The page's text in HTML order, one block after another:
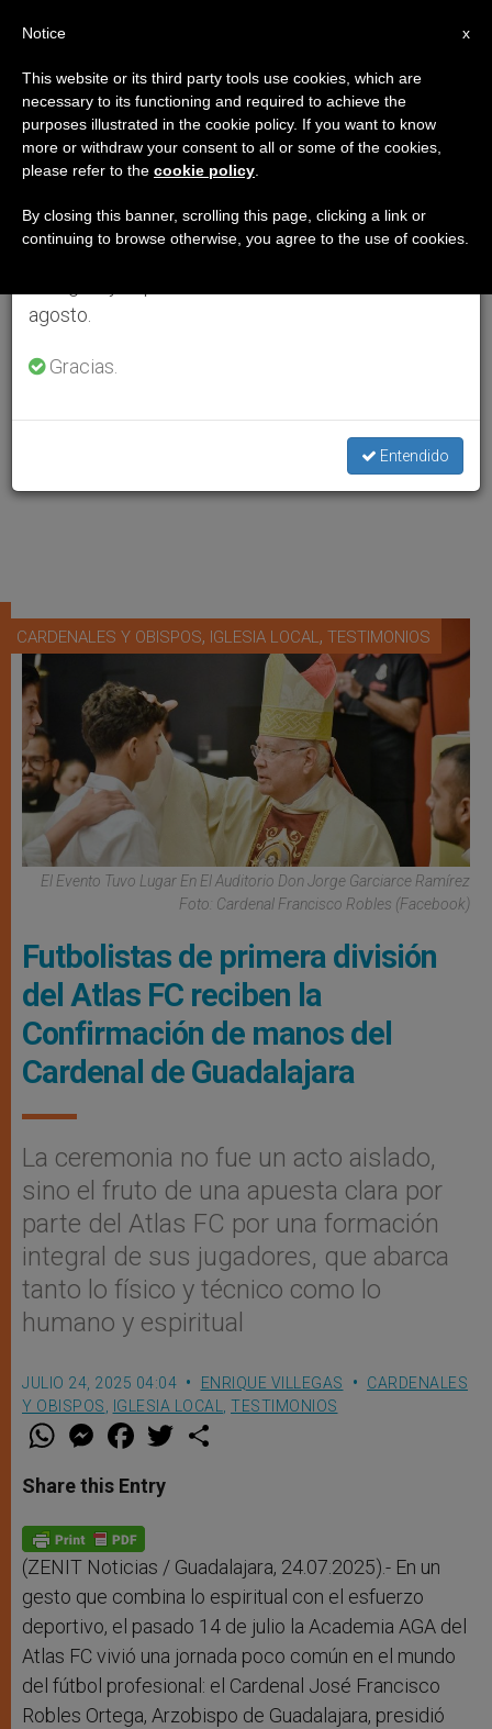
CARDENALES Y OBISPOS, IGLESIA LOCAL, TESTIMONIOS
El Evento Tuvo Lugar En El Auditorio Don Jorge Garciarce Ramírez
Foto: Cardenal Francisco Robles (Facebook)
Futbolistas de primera división
del Atlas FC reciben la
Confirmación de manos del
Cardenal de Guadalajara
La ceremonia no fue un acto aislado,
sino el fruto de una apuesta clara por
parte del Atlas FC por una formación
integral de sus jugadores, que abarca
tanto lo físico y técnico como lo
humano y espiritual
JULIO 24, 2025 04:04 ENRIQUE VILLEGAS
CARDENALES
Y OBISPOS
IGLESIA LOCAL TESTIMONIOS
W
t
s
p
p
M
e
s
e
g
e
r
F
a
e
b
o
k
w
Share this Entry
(ZENIT Noticias / Guadalajara, 24.07.2025).- En un
gesto que combina lo espiritual con el esfuerzo
deportivo, el pasado 14 de julio la Academia AGA del
Atlas FC vivió una jornada poco común en el mundo
del fútbol profesional: el Cardenal José Francisco
Robles Ortega, Arzobispo de Guadalajara, presidió
×
Aviso importante
Del 27 de julio al 7 de agosto haremos la pausa
anual, aprovechando que en el periodo de verano
se generan menos informaciones y también el
agosto.
Gracias.
Entendido
x
Notice
This website or its third party tools use cookies, which are
necessary to its functioning and required to achieve the
purposes illustrated in the cookie policy. If you want to know
more or withdraw your consent to all or some of the cookies,
please refer to the cookie policy
By closing this banner, scrolling this page, clicking a link or
continuing to browse otherwise, you agree to the use of cookies.